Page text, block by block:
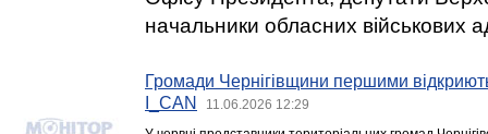
начальники обласних військових
Громади Чернігівщини першими
I_CAN
11.06.2026 12:29